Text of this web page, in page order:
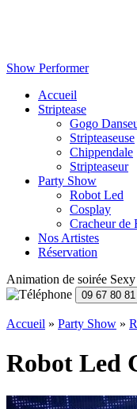
Show Performer
Accueil
Striptease
Gogo
Stripteaseuse
Chippendale
Stripteaseur
Party Show
Robot Led
Cosplay
Cracheur de
Nos Artistes
Réservation
Animation de soirée
Accueil » Party Show »
Robot Led